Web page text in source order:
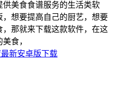
美食食谱服务的生活类软
想要提高自己的厨艺，想要
，那就来下载这款软件，在这
食，